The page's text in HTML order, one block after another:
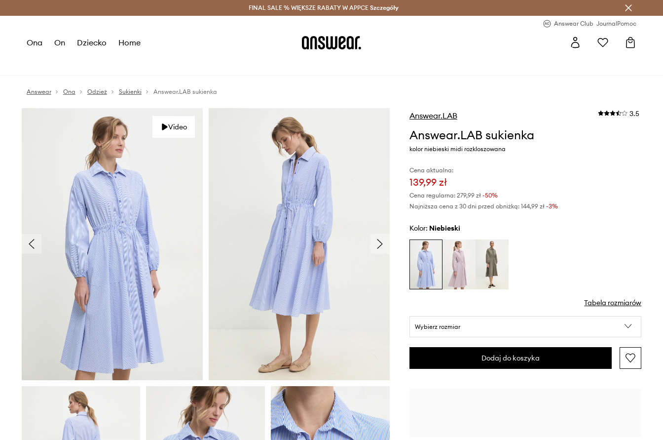
Oszczędzaj z Answear Club > Dostawa nawet w 24h >
FINAL SALE % WIĘKSZE RABATY W APPCE Szczegóły
Answear Club JournalPomoc
Ona On Dziecko Home
Answear Ona Odzież Sukienki Answear.LAB sukienka
Video
Answear.LAB 3.5
Answear.LAB sukienka
kolor niebieski midi rozkloszowana
Cena aktualna:
139,99 zł
Cena regularna: 279,99 zł-50%
Najniższa cena z 30 dni przed obniżką: 144,99 zł -3%
Kolor: niebieski
Tabela rozmiarów
Wybierz rozmiar
Dodaj do koszyka